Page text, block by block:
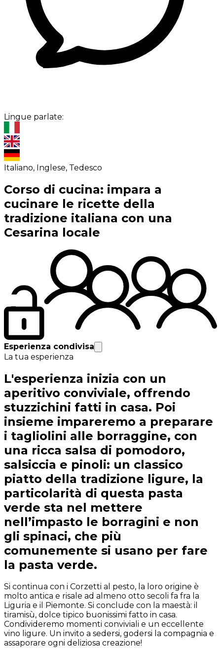
Lingue parlate:
Italiano, Inglese, Tedesco
Corso di cucina: impara a
cucinare le ricette della
tradizione italiana con una
Cesarina locale
Esperienza condivisa
La tua esperienza
L'esperienza inizia con un
aperitivo conviviale, offrendo
stuzzichini fatti in casa. Poi
insieme impareremo a preparare
i tagliolini alle borraggine, con
una ricca salsa di pomodoro,
salsiccia e pinoli: un classico
piatto della tradizione ligure, la
particolarità di questa pasta
verde sta nel mettere
nell’impasto le borragini e non
gli spinaci, che più
comunemente si usano per fare
la pasta verde.
Si continua con i Corzetti al pesto, la loro origine è
molto antica e risale ad almeno otto secoli fa fra la
Liguria e il Piemonte. Si conclude con la maestà: il
tiramisù, dolce tipico buonissimi fatto in casa.
Condivideremo momenti conviviali e un eccellente
vino ligure. Un invito a sedersi, godersi la compagnia e
assaporare ogni deliziosa creazione!